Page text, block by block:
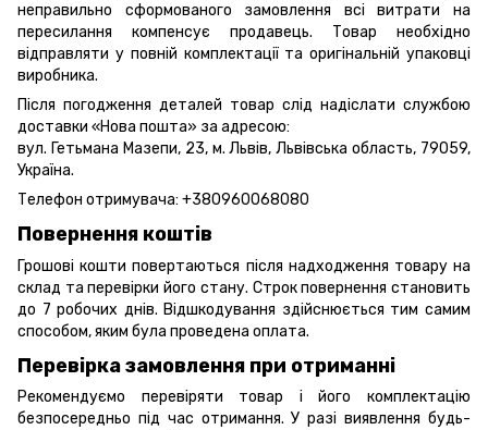
неправильно сформованого замовлення всі витрати на
пересилання компенсує продавець. Товар необхідно
відправляти у повній комплектації та оригінальній упаковці
виробника.
Після погодження деталей товар слід надіслати службою
доставки «Нова пошта» за адресою:
вул. Гетьмана Мазепи, 23, м. Львів, Львівська область, 79059,
Україна.
Телефон отримувача: +380960068080
Повернення коштів
Грошові кошти повертаються після надходження товару на
склад та перевірки його стану. Строк повернення становить
до 7 робочих днів. Відшкодування здійснюється тим самим
способом, яким була проведена оплата.
Перевірка замовлення при отриманні
Рекомендуємо перевіряти товар і його комплектацію
безпосередньо під час отримання. У разі виявлення будь-